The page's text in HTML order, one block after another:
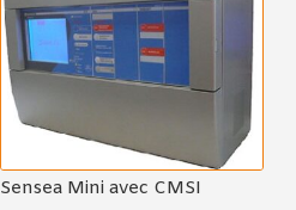
Sensea Mini avec CMSI